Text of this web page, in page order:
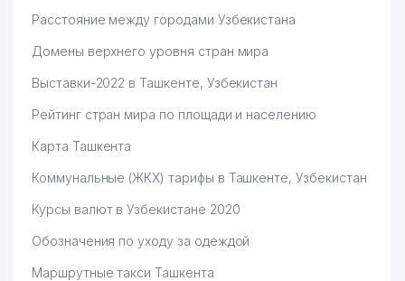
Расстояние между городами Узбекистана
Домены верхнего уровня стран мира
Выставки-2022 в Ташкенте, Узбекистан
Рейтинг стран мира по площади и населению
Карта Ташкента
Коммунальные (ЖКХ) тарифы в Ташкенте, Узбекистан
Курсы валют в Узбекистане 2020
Обозначения по уходу за одеждой
Маршрутные такси Ташкента